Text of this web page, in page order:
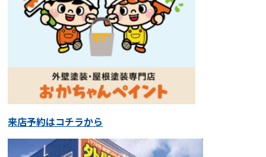
来店予約はコチラから